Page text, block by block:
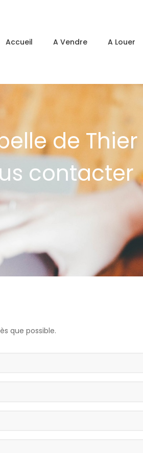
Accueil A Vendre A Louer
de Thier
contacter
que possible.